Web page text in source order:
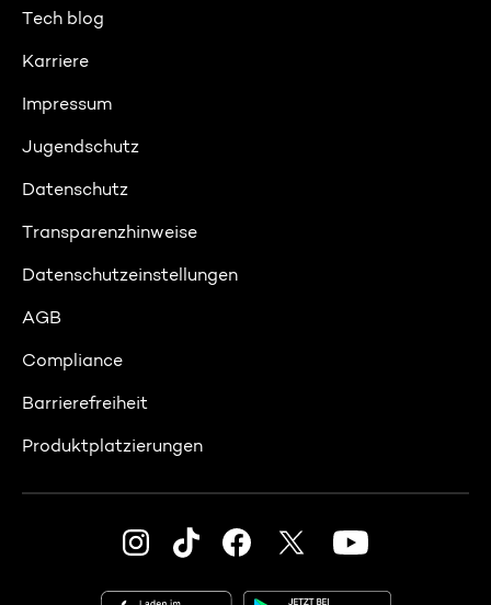
Tech blog
Karriere
Impressum
Jugendschutz
Datenschutz
Transparenzhinweise
Datenschutzeinstellungen
AGB
Compliance
Barrierefreiheit
Produktplatzierungen